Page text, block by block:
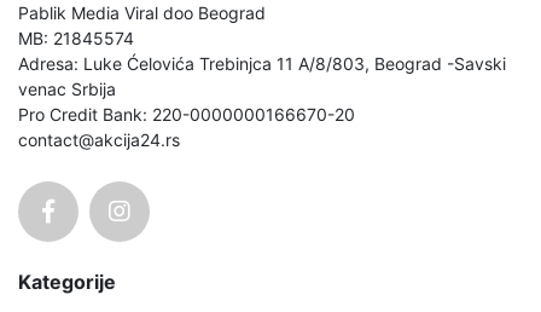
Pablik Media Viral doo Beograd
MB: 21845574
Adresa: Luke Ćelovića Trebinjca 11 A/8/803, Beograd -Savski
venac Srbija
Pro Credit Bank: 220-0000000166670-20
contact@akcija24.rs
Kategorije